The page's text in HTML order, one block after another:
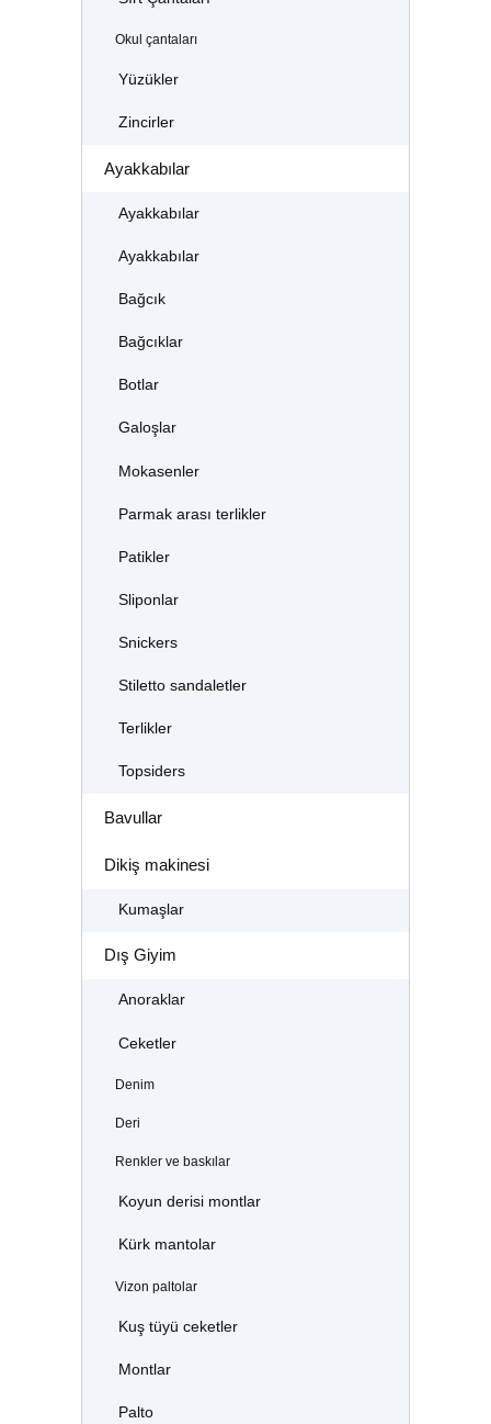
Okul çantaları
Yüzükler
Zincirler
Ayakkabılar
Ayakkabılar
Ayakkabılar
Bağcık
Bağcıklar
Botlar
Galoşlar
Mokasenler
Parmak arası terlikler
Patikler
Sliponlar
Snickers
Stiletto sandaletler
Terlikler
Topsiders
Bavullar
Dikiş makinesi
Kumaşlar
Dış Giyim
Anoraklar
Ceketler
Denim
Deri
Renkler ve baskılar
Koyun derisi montlar
Kürk mantolar
Vizon paltolar
Kuş tüyü ceketler
Montlar
Palto